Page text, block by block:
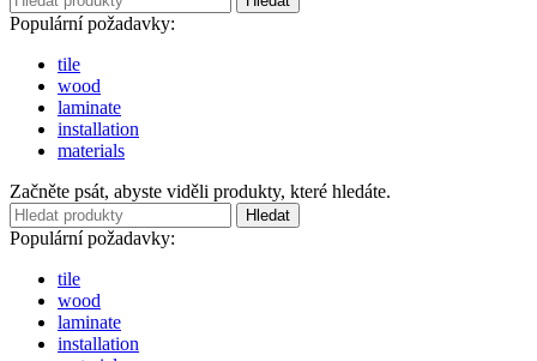
Populární požadavky:
tile
wood
laminate
installation
materials
Začněte psát, abyste viděli produkty, které hledáte.
Hledat
Populární požadavky:
tile
wood
laminate
installation